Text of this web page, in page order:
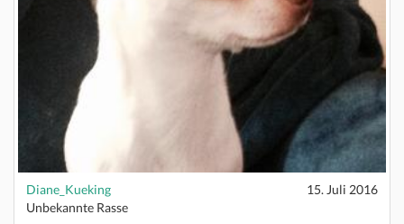
Diane_Kueking
15. Juli 2016
Unbekannte Rasse